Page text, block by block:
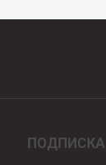
ПОДПИСКА